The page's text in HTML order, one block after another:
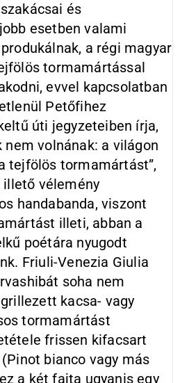
és
esetben valami
a régi magyar
tormamártással
evvel kapcsolatban
Petőfihez
úti jegyzeteiben írja,
nem volnának: a világon
tejfölös tormamártást”,
vélemény
handabanda, viszont
illeti, abban a
poétára nyugodt
Friuli-Venezia Giulia
soha nem
kacsa- vagy
tormamártást
frissen kifacsart
bianco vagy más
a két fajta ugyanis egy